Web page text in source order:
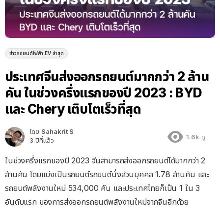
ข่าวรถยนต์ไฟฟ้า EV ล่าสุด
ประเทศจีนส่งออกรถยนต์มากกว่า 2 ล้าน
คัน ในช่วงครึ่งแรกของปี 2023 : BYD
และ Chery เติบโตเร็วที่สุด
โดย Sahakrit S
3 ปีที่แล้ว
1.6k ดู
ในช่วงครึ่งแรกของปี 2023 จีนสามารถส่งออกรถยนต์ได้มากกว่า 2
ล้านคัน โดยแบ่งเป็นรถยนต์รถยนต์นั่งส่วนบุคคล 1.78 ล้านคัน และ
รถยนต์พลังงานใหม่ 534,000 คัน และประเทศไทยก็เป็น 1 ใน 3
อันดับแรก ของการส่งออกรถยนต์พลังงานใหม่จากจีนอีกด้วย